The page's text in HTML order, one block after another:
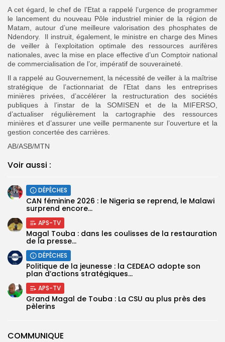
COMMUNIQUE
A cet égard, le chef de l’Etat a rappelé l’urgence de programmer
le lancement du nouveau Pôle industriel minier de la région de
Matam, autour d’une meilleure valorisation des phosphates de
Ndendory. Il instruit, également, le ministre en charge des Mines
de veiller à l’exploitation optimale des ressources aurifères
nationales, avec la mise en place effective d’un Comptoir national
de commercialisation de l’or, impératif de souveraineté.
Il a rappelé au Gouvernement, la nécessité de veiller à la maîtrise
stratégique de l’actionnariat de l’Etat dans les entreprises
minières privées, d’accélérer la restructuration des sociétés
publiques à l’instar de la SOMISEN et de la MIFERSO,
d’actualiser régulièrement la cartographie des ressources
minières et d’assurer une veille permanente sur l’ouverture et la
gestion concertée des carrières.
AB/ASB/MTN
Voir aussi :
DÉPÊCHES
‎CAN féminine 2026 : le Nigeria se reprend, le Malawi
surprend encore...
APS-TV
Magal Touba : dans les coulisses de la restauration
de la presse...
DÉPÊCHES
Politique de la jeunesse : la CEDEAO adopte son
plan d’actions stratégiques...
APS-TV
Grand Magal de Touba : La CSU au plus près des
pèlerins